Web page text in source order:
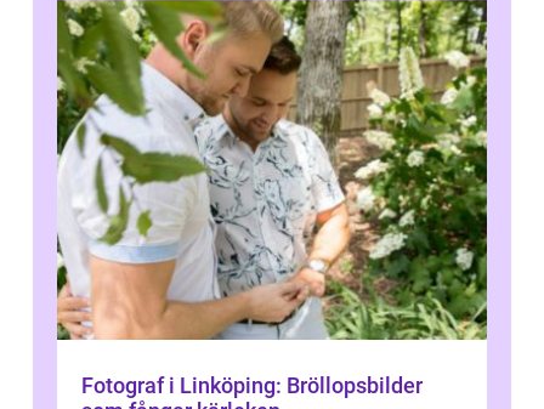
Fotograf i Linköping: Bröllopsbilder